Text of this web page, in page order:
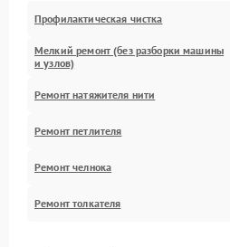
Профилактическая чистка
Мелкий ремонт (без разборки машины
и узлов)
Ремонт натяжителя нити
Ремонт петлителя
Ремонт челнока
Ремонт толкателя